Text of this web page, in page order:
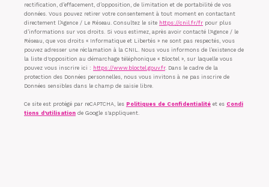
rectification, d’effacement, d’opposition, de limitation et de portabilité de vos
données. Vous pouvez retirer votre consentement à tout moment en contactant
directement l’Agence / Le Réseau. Consultez le site https://cnil.fr/fr pour plus
d’informations sur vos droits. Si vous estimez, après avoir contacté l'Agence / le
Réseau, que vos droits « Informatique et Libertés » ne sont pas respectés, vous
pouvez adresser une réclamation à la CNIL. Nous vous informons de l’existence de
la liste d'opposition au démarchage téléphonique « Bloctel », sur laquelle vous
pouvez vous inscrire ici : https://www.bloctel.gouv.fr. Dans le cadre de la
protection des Données personnelles, nous vous invitons à ne pas inscrire de
Données sensibles dans le champ de saisie libre.
Ce site est protégé par reCAPTCHA, les Politiques de Confidentialité et es Condi
tions d'utilisation de Google s'appliquent.